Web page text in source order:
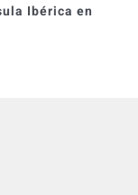
Ibérica en